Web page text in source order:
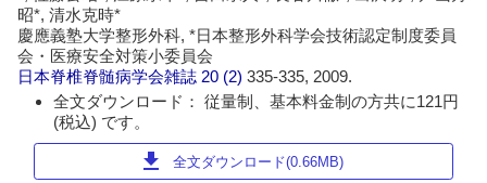
昭*, 清水克時*
慶應義塾大学整形外科, *日本整形外科学会技術認定制度委員
会・医療安全対策小委員会
日本脊椎脊髄病学会雑誌 20 (2)335-335, 2009.
全文ダウンロード： 従量制、基本料金制の方共に121円
(税込) です。
download 全文ダウンロード(0.66MB)